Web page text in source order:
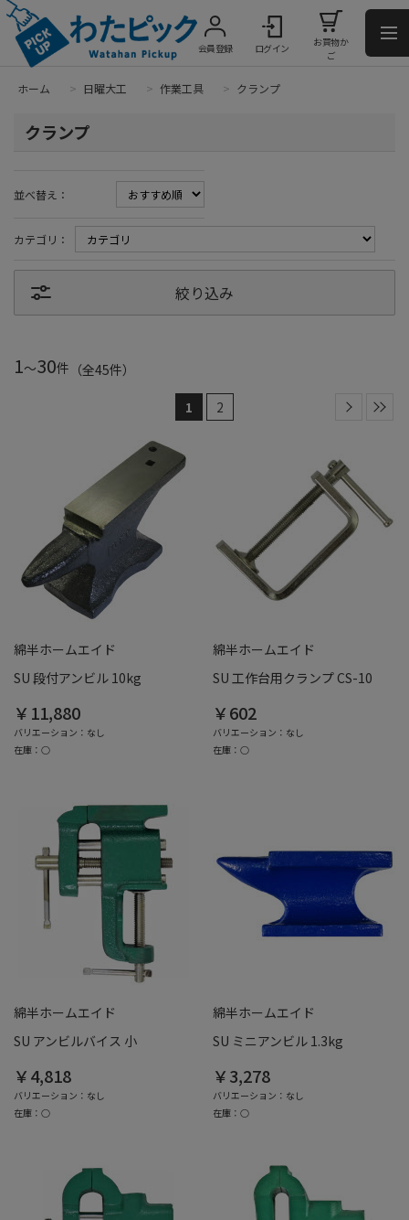
会員登録 ログイン
お買物か
ご
ホーム > 日曜大工 > 作業工具 > クランプ
クランプ
並べ替え：
カテゴリ：
絞り込み
1～30件 （全45件）
1 2
綿半ホームエイド
SU 段付アンビル 10kg
￥11,880
バリエーション：なし
在庫：○
綿半ホームエイド
SU 工作台用クランプ CS-10
￥602
バリエーション：なし
在庫：○
綿半ホームエイド
SU アンビルバイス 小
￥4,818
バリエーション：なし
在庫：○
綿半ホームエイド
SU ミニアンビル 1.3kg
￥3,278
バリエーション：なし
在庫：○